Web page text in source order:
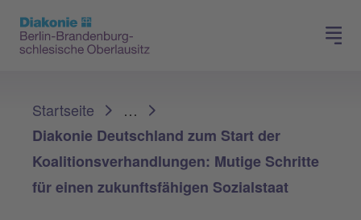
Presse
Startseite
…
Diakonie Deutschland zum Start der
Koalitionsverhandlungen: Mutige Schritte
für einen zukunftsfähigen Sozialstaat